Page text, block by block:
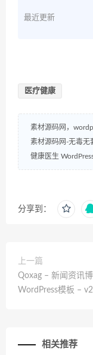
最近更新
医疗健康
素材源码网，
素材源码网-无毒无
健康医生
分享到：
上一篇
Qoxag – 新闻资讯
WordPress模板 –
相关推荐